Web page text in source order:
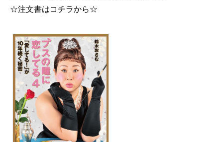
☆注文書はコチラから☆